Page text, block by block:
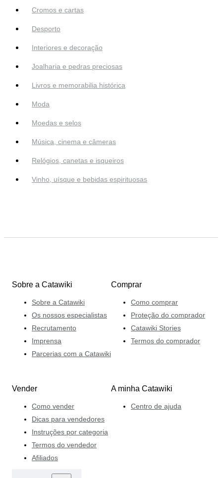
Cromos e cartas
Desporto
Interiores e decoração
Joalharia e pedras preciosas
Livros e memorabilia histórica
Moda
Moedas e selos
Música, cinema e câmeras
Relógios, canetas e isqueiros
Vinho, uísque e bebidas espirituosas
Sobre a Catawiki
Sobre a Catawiki
Os nossos especialistas
Recrutamento
Imprensa
Parcerias com a Catawiki
Comprar
Como comprar
Proteção do comprador
Catawiki Stories
Termos do comprador
Vender
Como vender
Dicas para vendedores
Instruções por categoria
Termos do vendedor
Afiliados
A minha Catawiki
Centro de ajuda